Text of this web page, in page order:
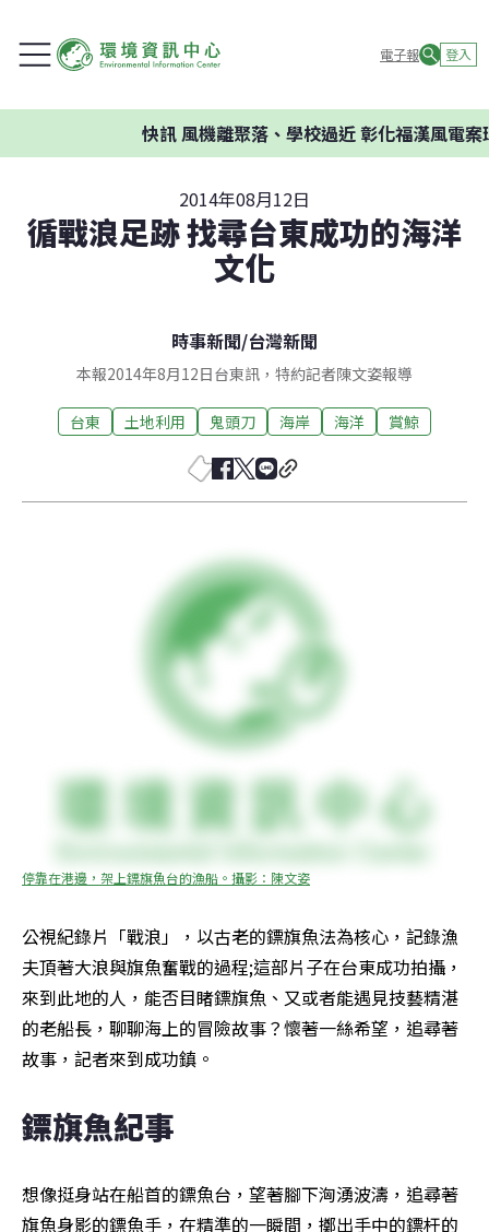
電子報 登入
風機離聚落、學校過近 彰化福漢風電案環委
2014年08月12日
循戰浪足跡 找尋台東成功的海洋
文化
時事新聞/台灣新聞
本報2014年8月12日台東訊，特約記者陳文姿報導
台東 土地利用 鬼頭刀 海岸 海洋 賞鯨
停靠在港邊，架上鏢旗魚台的漁船。攝影：陳文姿
公視紀錄片「戰浪」，以古老的鏢旗魚法為核心，記錄漁
夫頂著大浪與旗魚奮戰的過程;這部片子在台東成功拍攝，
來到此地的人，能否目睹鏢旗魚、又或者能遇見技藝精湛
的老船長，聊聊海上的冒險故事？懷著一絲希望，追尋著
故事，記者來到成功鎮。
鏢旗魚紀事
想像挺身站在船首的鏢魚台，望著腳下洶湧波濤，追尋著
旗魚身影的鏢魚手，在精準的一瞬間，擲出手中的鏢杆的